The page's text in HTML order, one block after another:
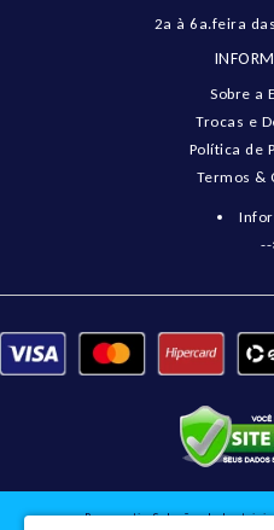
2a à 6a.feira
Sobre a
Trocas e
Política de
Termos &
--
Pneumatix Soluções Industriais